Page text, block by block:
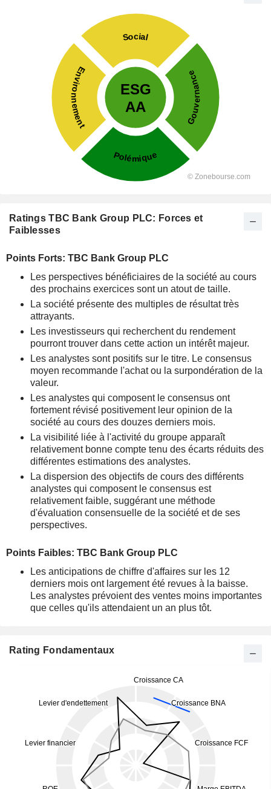
Ratings TBC Bank Group PLC: Forces et
Faiblesses
Points Forts: TBC Bank Group PLC
Les perspectives bénéficiaires de la société au cours
des prochains exercices sont un atout de taille.
La société présente des multiples de résultat très
attrayants.
Les investisseurs qui recherchent du rendement
pourront trouver dans cette action un intérêt majeur.
Les analystes sont positifs sur le titre. Le consensus
moyen recommande l'achat ou la surpondération de la
valeur.
Les analystes qui composent le consensus ont
fortement révisé positivement leur opinion de la
société au cours des douzes derniers mois.
La visibilité liée à l'activité du groupe apparaît
relativement bonne compte tenu des écarts réduits des
différentes estimations des analystes.
La dispersion des objectifs de cours des différents
analystes qui composent le consensus est
relativement faible, suggérant une méthode
d'évaluation consensuelle de la société et de ses
perspectives.
Points Faibles: TBC Bank Group PLC
Les anticipations de chiffre d'affaires sur les 12
derniers mois ont largement été revues à la baisse.
Les analystes prévoient des ventes moins importantes
que celles qu'ils attendaient un an plus tôt.
Rating Fondamentaux